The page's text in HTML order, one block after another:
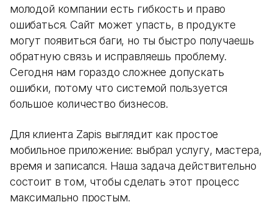
молодой компании есть гибкость и право
ошибаться. Сайт может упасть, в продукте
могут появиться баги, но ты быстро получаешь
обратную связь и исправляешь проблему.
Сегодня нам гораздо сложнее допускать
ошибки, потому что системой пользуется
большое количество бизнесов.
Для клиента Zapis выглядит как простое
мобильное приложение: выбрал услугу, мастера,
время и записался. Наша задача действительно
состоит в том, чтобы сделать этот процесс
максимально простым.